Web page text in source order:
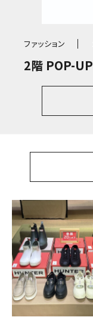
ファッション
2階 POP-UP